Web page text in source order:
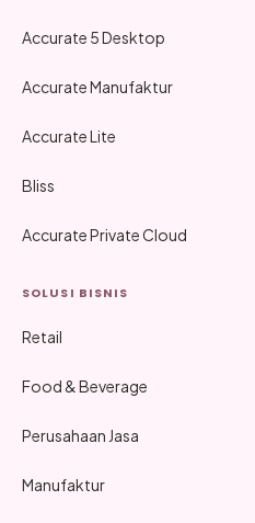
Accurate 5 Desktop
Accurate Manufaktur
Accurate Lite
Bliss
Accurate Private Cloud
SOLUSI BISNIS
Retail
Food & Beverage
Perusahaan Jasa
Manufaktur